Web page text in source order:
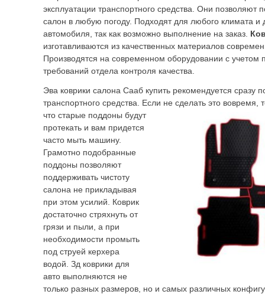
эксплуатации транспортного средства. Они позволяют
салон в любую погоду. Подходят для любого климата и
автомобиля, так как возможно выполнение на заказ.
изготавливаются из качественных материалов
Производятся на современном оборудовании с учетом
требований отдела контроля качества.
Эва коврики салона Сааб купить рекомендуется сразу
транспортного средства. Если не сделать это вовремя,
что старые поддоны будут
протекать и вам придется
часто мыть машину.
Грамотно подобранные
поддоны позволяют
поддерживать чистоту
салона не прикладывая
при этом усилий. Коврик
достаточно стряхнуть от
грязи и пыли, а при
необходимости промыть
под струей керхера
водой. Зд коврики для
авто выполняются не
только разных размеров, но и самых различных